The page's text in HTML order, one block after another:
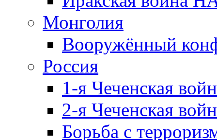
Монголия
Вооружённый
Россия
1-я Чеченская
2-я Чеченская
Борьба с